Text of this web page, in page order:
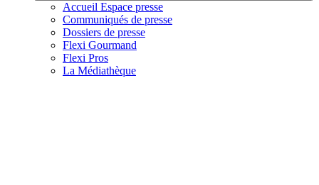
Accueil Espace presse
Communiqués de presse
Dossiers de presse
Flexi Gourmand
Flexi Pros
La Médiathèque